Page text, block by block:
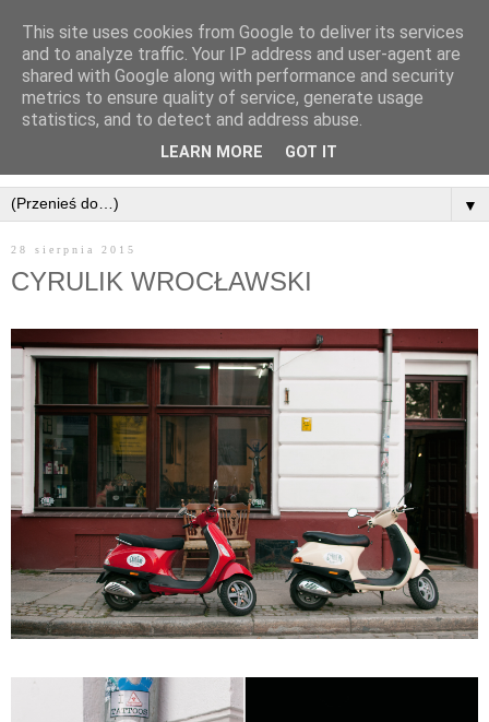
▼
28 sierpnia 2015
CYRULIK WROCŁAWSKI
This site uses cookies from Google to deliver its services
and to analyze traffic. Your IP address and user-agent are
shared with Google along with performance and security
metrics to ensure quality of service, generate usage
statistics, and to detect and address abuse.
LEARN MORE GOT IT